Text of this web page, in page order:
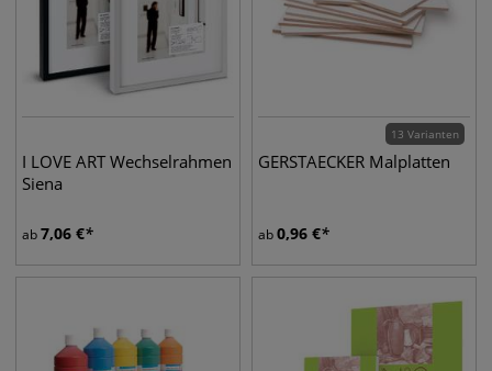
I LOVE ART Wechselrahmen
Siena
ab7,06 €
13 Varianten
GERSTAECKER Malplatten
ab0,96 €